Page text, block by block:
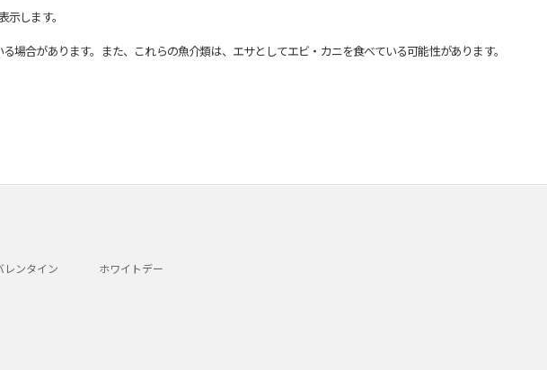
します。
合があります。また、これらの魚介類は、エサとしてエビ・カニを食べている可能性があります。
レンタイン ホワイトデー